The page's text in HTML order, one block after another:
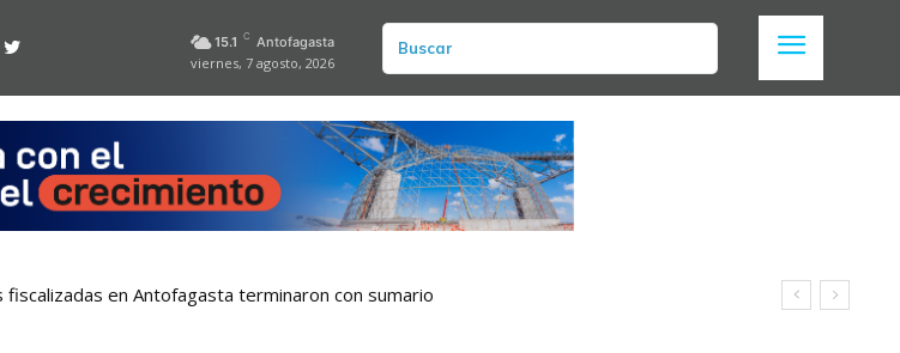
15.1 C Antofagasta
viernes, 7 agosto, 2026
Buscar
en Antofagasta terminaron con sumario